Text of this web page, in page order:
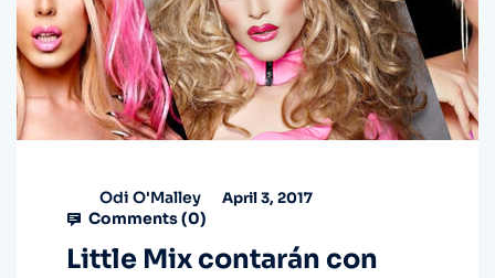
Odi O'Malley April 3, 2017
Comments (0)
Little Mix contarán con